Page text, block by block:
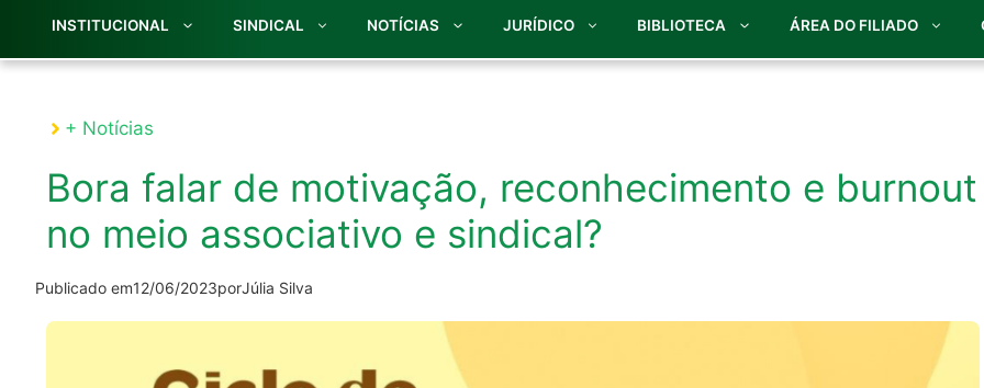
INSTITUCIONAL SINDICAL NOTÍCIAS JURÍDICO BIBLIOTECA ÁREA DO FILIADO
+ Notícias
Bora falar de motivação, reconhecimento e burnout
no meio associativo e sindical?
Publicado em12/06/2023porJúlia Silva